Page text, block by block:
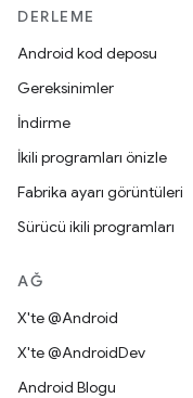
DERLEME
Android kod deposu
Gereksinimler
İndirme
İkili programları önizle
Fabrika ayarı görüntüleri
Sürücü ikili programları
AĞ
X'te @Android
X'te @AndroidDev
Android Blogu